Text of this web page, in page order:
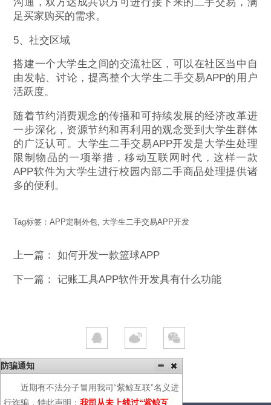
足买家购买的需求。
5、社交区域
搭建一个大学生之间的交流社区，可以在社区当中自
由发帖、讨论，提高整个大学生二手交易APP的用户
活跃度。
随着节约消费观念的传播和可持续发展的经济改革进
一步深化，资源节约和再利用的观念受到大学生群体
的广泛认可。大学生二手交易APP开发是大学生处理
限制物品的一项举措，移动互联网时代，这样一款
APP软件为大学生进行校园内部二手商品处理提供诸
多的便利。
Tag标签：APP定制外包, 大学生二手交易APP开发
上一篇：如何开发一款篮球APP
下一篇：记账工具APP软件开发具有什么功能
防骗通知
近期有不法分子冒用我司“紫鲸互联”名义进
行诈骗，特此声明： 我司从未上线过“紫鲸互